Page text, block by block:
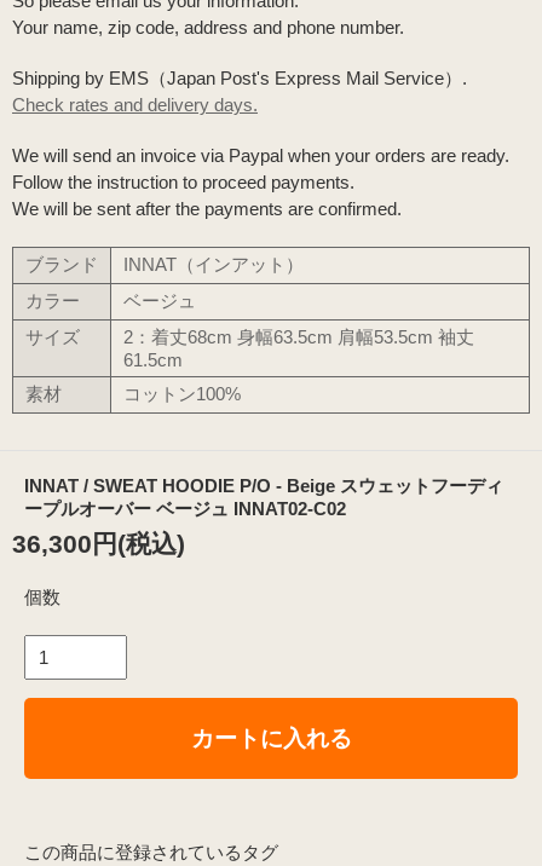
Your name, zip code, address and phone number.
Shipping by EMS（Japan Post's Express Mail Service）.
Check rates and delivery days.
We will send an invoice via Paypal when your orders are ready.
Follow the instruction to proceed payments.
We will be sent after the payments are confirmed.
ブランド
INNAT（インアット）
カラー
ベージュ
サイズ
2：着丈68cm 身幅63.5cm 肩幅53.5cm 袖丈
61.5cm
素材
コットン100%
INNAT / SWEAT HOODIE P/O - Beige スウェットフーディ
ープルオーバー ベージュ INNAT02-C02
36,300円(税込)
個数
カートに入れる
この商品に登録されているタグ